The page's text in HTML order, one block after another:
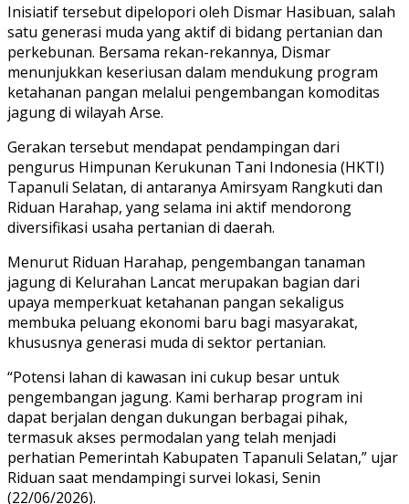
Inisiatif tersebut dipelopori oleh Dismar Hasibuan, salah
satu generasi muda yang aktif di bidang pertanian dan
perkebunan. Bersama rekan-rekannya, Dismar
menunjukkan keseriusan dalam mendukung program
ketahanan pangan melalui pengembangan komoditas
jagung di wilayah Arse.
Gerakan tersebut mendapat pendampingan dari
pengurus Himpunan Kerukunan Tani Indonesia (HKTI)
Tapanuli Selatan, di antaranya Amirsyam Rangkuti dan
Riduan Harahap, yang selama ini aktif mendorong
diversifikasi usaha pertanian di daerah.
Menurut Riduan Harahap, pengembangan tanaman
jagung di Kelurahan Lancat merupakan bagian dari
upaya memperkuat ketahanan pangan sekaligus
membuka peluang ekonomi baru bagi masyarakat,
khususnya generasi muda di sektor pertanian.
“Potensi lahan di kawasan ini cukup besar untuk
pengembangan jagung. Kami berharap program ini
dapat berjalan dengan dukungan berbagai pihak,
termasuk akses permodalan yang telah menjadi
perhatian Pemerintah Kabupaten Tapanuli Selatan,” ujar
Riduan saat mendampingi survei lokasi, Senin
(22/06/2026).